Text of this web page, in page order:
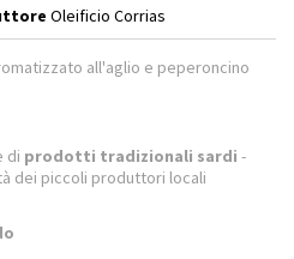
Oleificio Corrias
all'aglio e peperoncino
di prodotti tradizionali sardi -
dei piccoli produttori locali